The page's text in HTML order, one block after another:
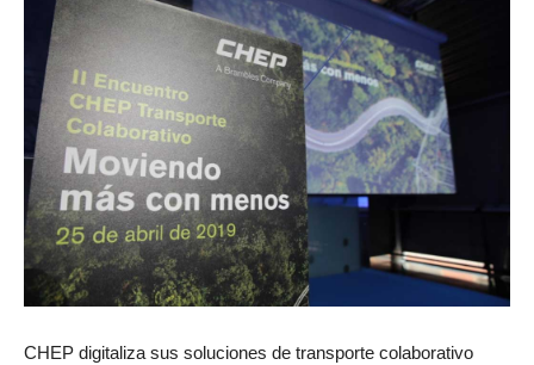
CHEP digitaliza sus soluciones de transporte colaborativo